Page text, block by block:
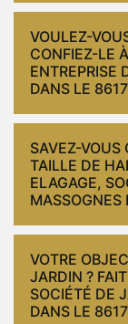
VOULEZ-
CONFIEZ-LE
ENTREPRISE
DANS LE
SAVEZ-VOUS
TAILLE DE
ELAGAGE,
MASSOGNES
VOTRE
JARDIN ?
SOCIÉTÉ DE
DANS LE